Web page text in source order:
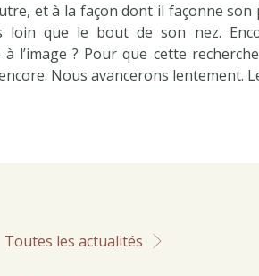
et à la façon dont il façonne
que le bout de son nez.
à l’image ? Pour que cette
Nous avancerons lentement.
Toutes les actualités